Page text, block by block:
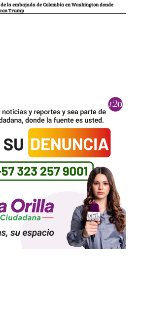
la embajada de Colombia en Washington donde
Trump